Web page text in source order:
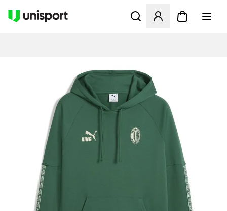
Åbner en Modal til at